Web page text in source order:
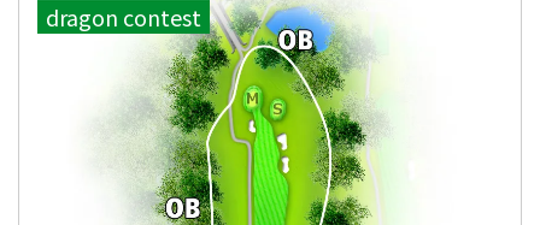
dragon contest